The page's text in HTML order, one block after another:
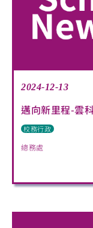
2024-12-13
邁向新里程-雲
校務行政
總務處